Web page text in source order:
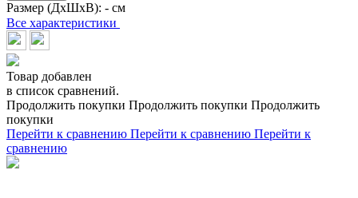
Размер (ДхШхВ): - см
Все характеристики
Товар добавлен
в список сравнений.
Продолжить покупки Продолжить покупки Продолжить
покупки
Перейти к сравнению Перейти к сравнению Перейти к
сравнению